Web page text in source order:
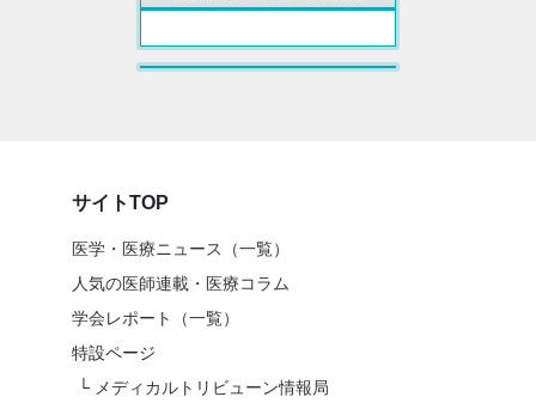
サイトTOP
医学・医療ニュース（一覧）
人気の医師連載・医療コラム
学会レポート（一覧）
特設ページ
└ メディカルトリビューン情報局